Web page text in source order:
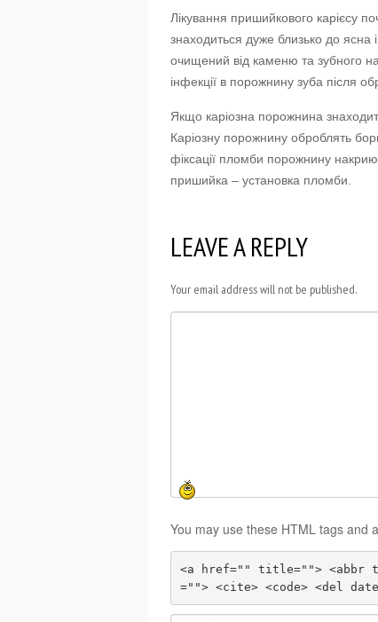
Лікування пришийкового карієсу
знаходиться дуже близько до ясна
очищений від каменю та зубного
інфекції в порожнину зуба після
Якщо каріозна порожнина
Каріозну порожнину оброблять
фіксації пломби порожнину
пришийка – установка пломби.
LEAVE A REPLY
Your email address will not be published.
You may use these HTML tags and
<a href="" title=""> <abbr
=""> <cite> <code> <del